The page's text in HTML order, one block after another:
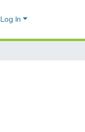
Log In